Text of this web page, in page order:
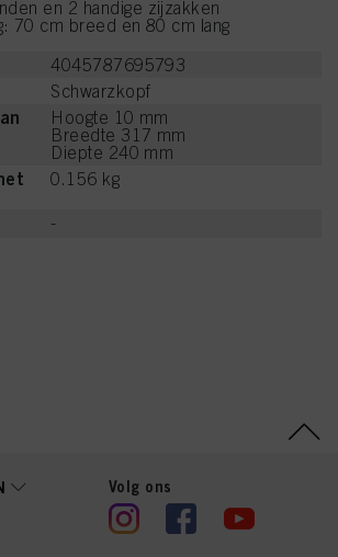
en 2 handige zijzakken
70 cm breed en 80 cm lang
4045787695793
Schwarzkopf
Hoogte 10 mm
Breedte 317 mm
Diepte 240 mm
0.156 kg
-
Volg ons